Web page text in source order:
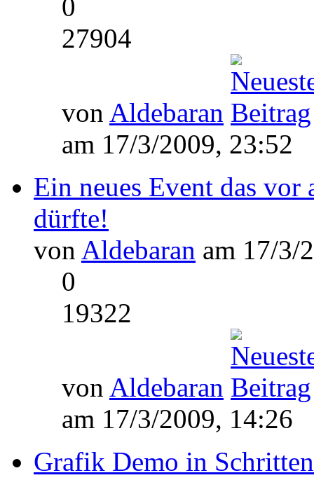
0
27904
von Aldebaran
am 17/3/2009, 23:52
Ein neues Event das
dürfte!
von Aldebaran am 17/3/
0
19322
von Aldebaran
am 17/3/2009, 14:26
Grafik Demo in Schritten